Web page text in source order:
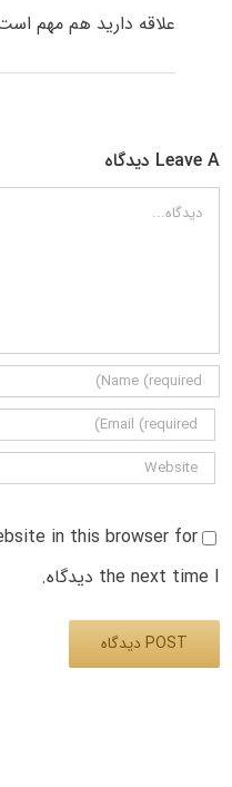
علاقه دارید هم مهم
Leave A دیدگاه
دیدگاه
in this browser for
the next time I دیدگاه.